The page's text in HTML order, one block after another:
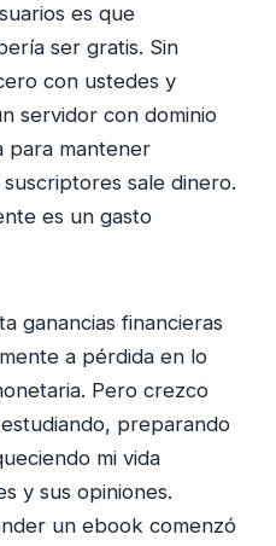
es que
ser gratis. Sin
con ustedes y
servidor con dominio
para mantener
sale dinero.
es un gasto
ganancias financieras
a pérdida en lo
Pero crezco
preparando
mi vida
y sus opiniones.
un ebook comenzó